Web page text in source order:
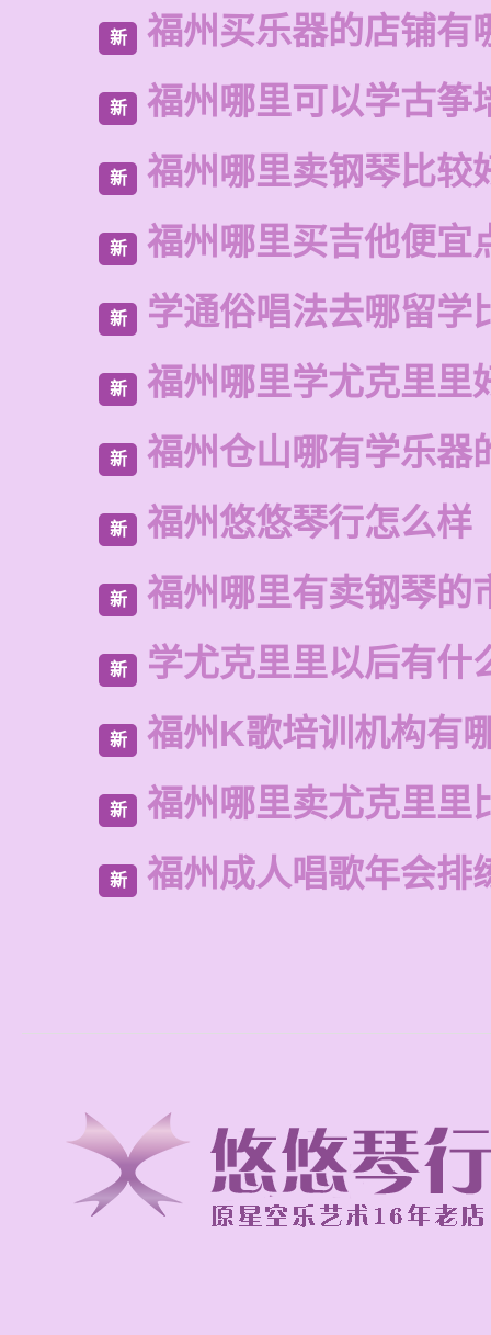
新 福州买乐器的店铺有
新 福州哪里可以学古筝
新 福州哪里卖钢琴比较
新 福州哪里买吉他便宜
新 学通俗唱法去哪留学
新 福州哪里学尤克里里
新 福州仓山哪有学乐器
新 福州悠悠琴行怎么样
新 福州哪里有卖钢琴的
新 学尤克里里以后有什
新 福州K歌培训机构有
新 福州哪里卖尤克里里
新 福州成人唱歌年会排